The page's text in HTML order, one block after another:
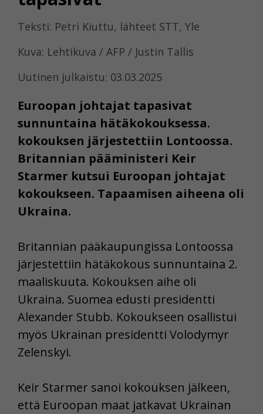
Teksti: Petri Kiuttu, lähteet STT, Yle
Kuva: Lehtikuva / AFP / Justin Tallis
Uutinen julkaistu: 03.03.2025
Euroopan johtajat tapasivat
sunnuntaina hätäkokouksessa.
kokouksen järjestettiin Lontoossa.
Britannian pääministeri Keir
Starmer kutsui Euroopan johtajat
kokoukseen. Tapaamisen aiheena oli
Ukraina.
Britannian pääkaupungissa Lontoossa
järjestettiin hätäkokous sunnuntaina 2.
maaliskuuta. Kokouksen aihe oli
Ukraina. Suomea edusti presidentti
Alexander Stubb. Kokoukseen osallistui
myös Ukrainan presidentti Volodymyr
Zelenskyi.
Keir Starmer sanoi kokouksen jälkeen,
että Euroopan maat jatkavat Ukrainan